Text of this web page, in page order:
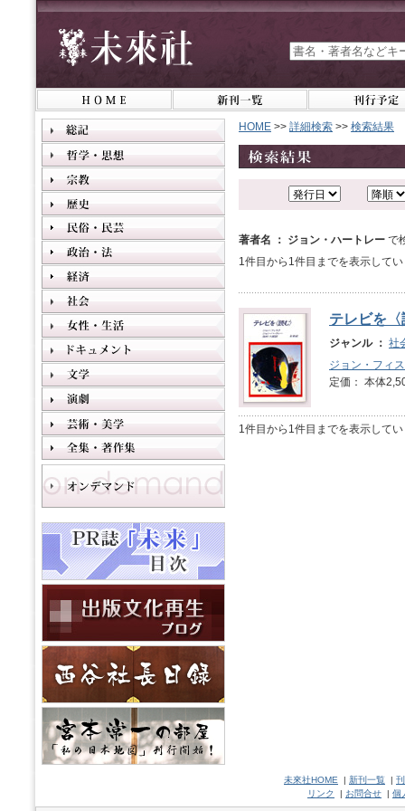
HOME >> 詳細検索 >> 検索結果
著者名 ： ジョン・ハートレー で
1件目から1件目までを表示して
テレビを〈
ジャンル ： 社
ジョン・フィ
定価： 本体
1件目から1件目までを表示して
未來社HOME | 新刊一覧 |
リンク
| お問合せ | 個